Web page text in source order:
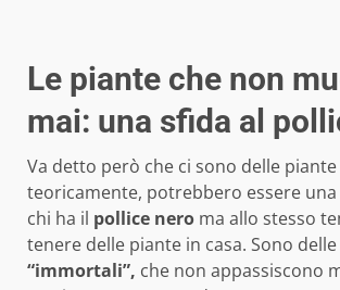
Le piante che non
mai: una sfida al
Va detto però che ci sono delle piante
teoricamente, potrebbero essere una
chi ha il pollice nero ma allo stesso
tenere delle piante in casa. Sono delle
“immortali”, che non appassiscono